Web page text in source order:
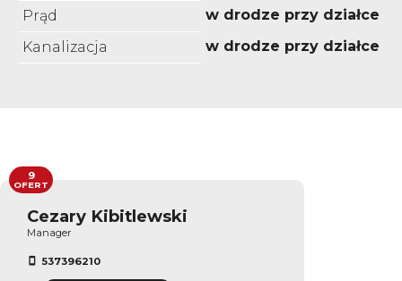
Prąd
w drodze przy działce
Kanalizacja
w drodze przy działce
Cezary Kibitlewski
Manager
537396210
9
OFERT